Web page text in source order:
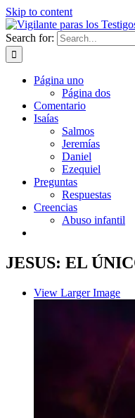
Skip to content
Search for:
Página uno
Página dos
Comentario
Isaías
Salmos
Jeremías
Daniel
Ezequiel
Preguntas
Respuestas
Creencias
Abuso infantil
JESUS: EL
View Larger Image